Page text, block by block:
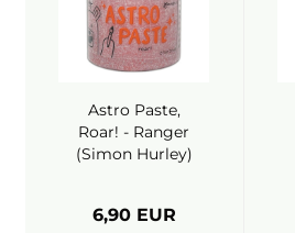
Astro Paste,
Roar! - Ranger
(Simon Hurley)
6,90 EUR